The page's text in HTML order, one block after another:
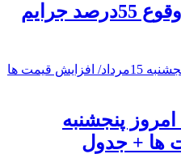
هوش مصنوعی، بستر وقوع 55درصد جرایم
پنجشنبه